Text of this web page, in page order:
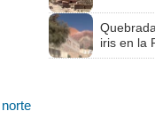
norte
iris en la